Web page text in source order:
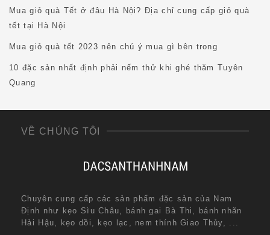
Mua giỏ quà Tết ở đâu Hà Nội? Địa chỉ cung cấp giỏ quà
tết tại Hà Nội
Mua giỏ quà tết 2023 nên chú ý mua gì bên trong
10 đặc sản nhất định phải nếm thử khi ghé thăm Tuyên
Quang
VỀ CHÚNG TÔI
Chuyên cung cấp các sản phẩm đặc sản của Nam
Định như kẹo Sìu Châu, bánh gai Bà Thi, bánh nhãn
Hải Hậu, kẹo dồi, kẹo lạc, nem thính Giao Thủy, ...